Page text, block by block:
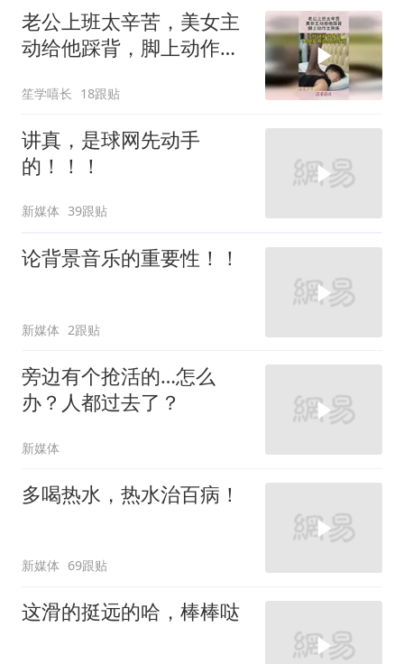
老公上班太辛苦，美女主
动给他踩背，脚上动作太
笙学嘻长 18跟贴
讲真，是球网先动手
的！！！
新媒体 39跟贴
论背景音乐的重要性！！
新媒体 2跟贴
旁边有个抢活的…怎么
办？人都过去了？
新媒体
多喝热水，热水治百病！
新媒体 69跟贴
这滑的挺远的哈，棒棒哒